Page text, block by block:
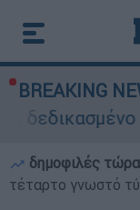
BREAKING
δημοφιλές
τέταρτο γνωστό